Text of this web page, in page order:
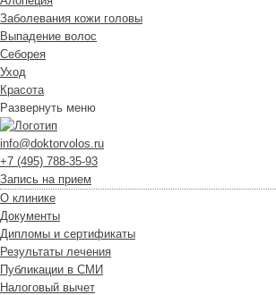
Заболевания кожи головы
Выпадение волос
Cеборея
Уход
Красота
Развернуть меню
info@doktorvolos.ru
+7 (495) 788-35-93
Запись на прием
О клинике
Документы
Дипломы и сертификаты
Результаты лечения
Публикации в СМИ
Налоговый вычет